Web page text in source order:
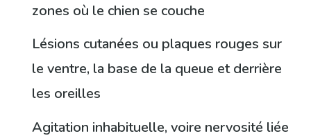
zones où le chien se couche
Lésions cutanées ou plaques rouges sur
le ventre, la base de la queue et derrière
les oreilles
Agitation inhabituelle, voire nervosité liée